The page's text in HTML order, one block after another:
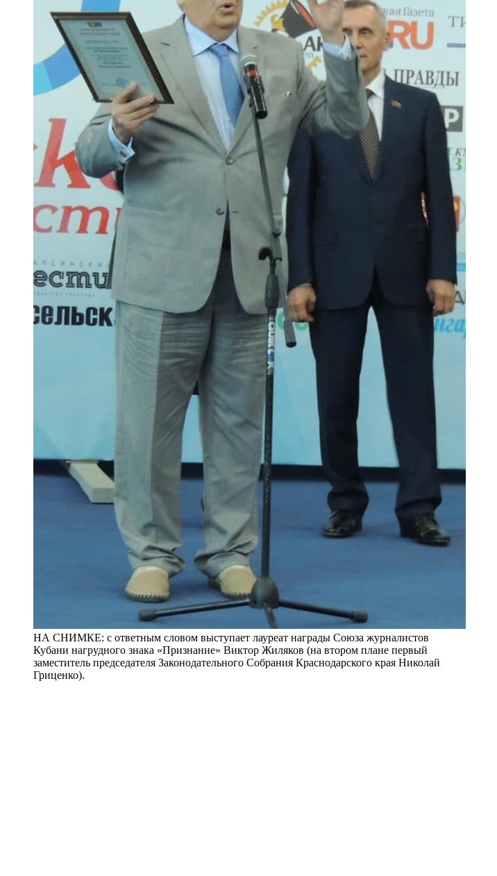
НА СНИМКЕ: с ответным словом выступает лауреат награды Союза журналистов
Кубани нагрудного знака «Признание» Виктор Жиляков (на втором плане первый
заместитель председателя Законодательного Собрания Краснодарского края Николай
Гриценко).